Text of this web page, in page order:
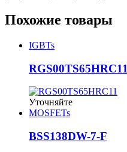
Похожие товары
IGBTs
RGS00TS65HRC11
Уточняйте
MOSFETs
BSS138DW-7-F